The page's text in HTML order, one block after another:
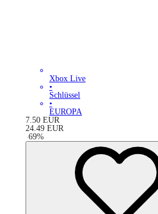
Xbox Live
•
Schlüssel
•
EUROPA
7.50 EUR
24.49 EUR
-69%